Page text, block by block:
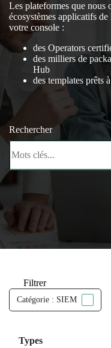
Les plateformes que nous
écosystèmes applicatifs
votre console :
des Operators
des milliers de
Hub
des templates prêts
Rechercher
Filtrer
Catégorie : SIEM
Types